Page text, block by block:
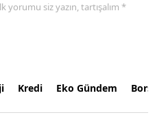
siz yazın, tartışalım *
Kredi Eko Gündem